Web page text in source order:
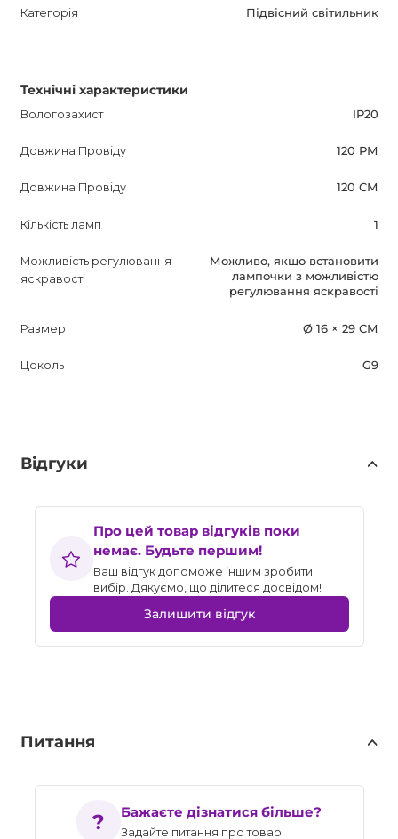
Категорія Підвісний світильник
Технічні характеристики
Вологозахист IP20
Довжина Провіду 120 РМ
Довжина Провіду 120 СМ
Кількість ламп 1
Можливість регулювання
яскравості
Можливо, якщо встановити
лампочки з можливістю
регулювання яскравості
Размер Ø 16 × 29 СМ
Цоколь G9
Відгуки
Про цей товар відгуків поки
немає. Будьте першим!
Ваш відгук допоможе іншим зробити
вибір. Дякуємо, що ділитеся досвідом!
Залишити відгук
Питання
Бажаєте дізнатися більше?
Задайте питання про товар